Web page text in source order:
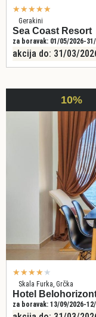
★★★★★
Gerakini
Sea Coast Resort
za boravak: 01/05/2026-
akcija do: 31/03/
10%
★★★★ ★
Skala Furka, Grčka
Hotel
za boravak: 13/09/2026-